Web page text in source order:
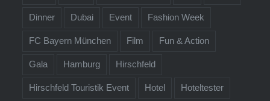
Dinner Dubai Event Fashion Week
FC Bayern München Film Fun & Action
Gala Hamburg Hirschfeld
Hirschfeld Touristik Event Hotel Hoteltester